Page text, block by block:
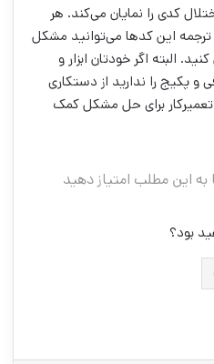
کدی را نمایان می‌کند. هر
این کدها می‌توانید مشکل
البته اگر خودتان ابزار و
و پکیج را ندارید از دستکاری
برای حل مشکل کمک
به این مطلب امتیاز دهید
بود؟